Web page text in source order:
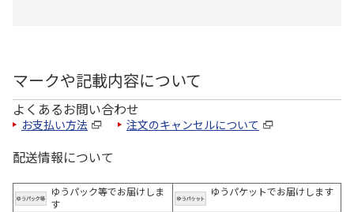
マークや記載内容について
よくあるお問い合わせ
お支払い方法 注文のキャンセルについて
配送情報について
ゆうパック等でお届けしま
す
ゆうパケットでお届けします